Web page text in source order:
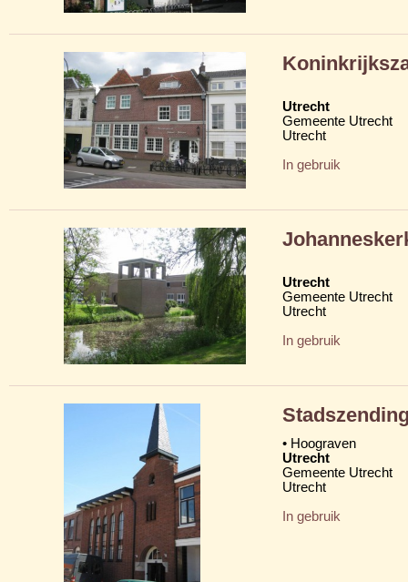
Utrecht
Gemeente Utrecht
Utrecht
In gebruik
Utrecht
Gemeente Utrecht
Utrecht
In gebruik
• Hoograven
Utrecht
Gemeente Utrecht
Utrecht
In gebruik